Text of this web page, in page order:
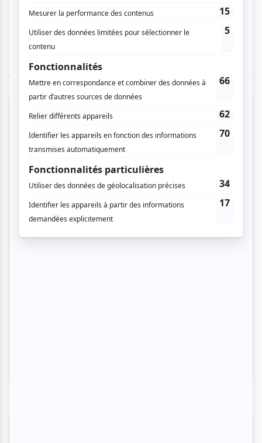
Québécoise
Festival Colline
Lac-Mégantic
Plusieurs offres promo